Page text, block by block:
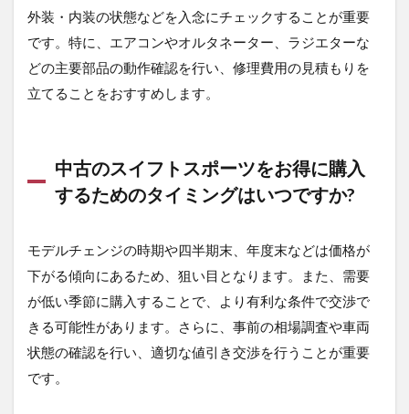
外装・内装の状態などを入念にチェックすることが重要
です。特に、エアコンやオルタネーター、ラジエターな
どの主要部品の動作確認を行い、修理費用の見積もりを
立てることをおすすめします。
中古のスイフトスポーツをお得に購入
するためのタイミングはいつですか?
モデルチェンジの時期や四半期末、年度末などは価格が
下がる傾向にあるため、狙い目となります。また、需要
が低い季節に購入することで、より有利な条件で交渉で
きる可能性があります。さらに、事前の相場調査や車両
状態の確認を行い、適切な値引き交渉を行うことが重要
です。